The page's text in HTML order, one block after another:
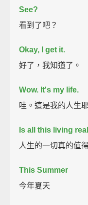
See?
看到了吧？
Okay, I get it.
好了，我知道了。
Wow. It's my life.
哇。這是我的人生
Is all this living
人生的一切真的值
This Summer
今年夏天